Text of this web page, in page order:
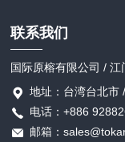
联系我们
国际原榕有限公司 / 江
地址：台湾台北市
电话：+886
邮箱：